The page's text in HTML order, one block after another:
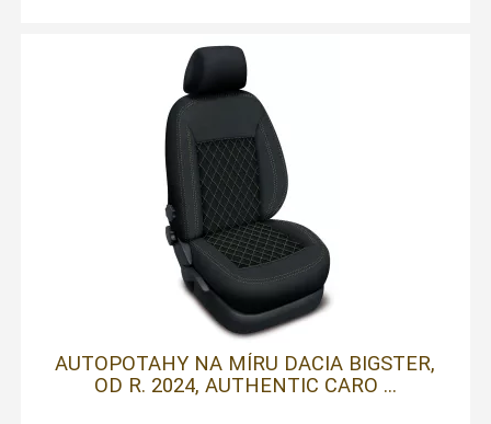
AUTOPOTAHY NA MÍRU DACIA BIGSTER,
OD R. 2024, AUTHENTIC CARO ...